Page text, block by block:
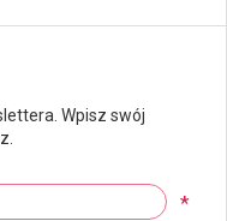
Wpisz swój
*